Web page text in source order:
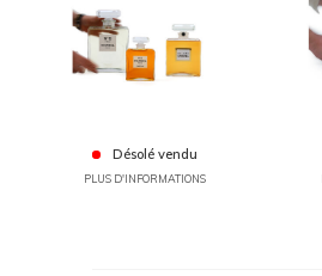
Désolé vendu
PLUS D'INFORMATIONS